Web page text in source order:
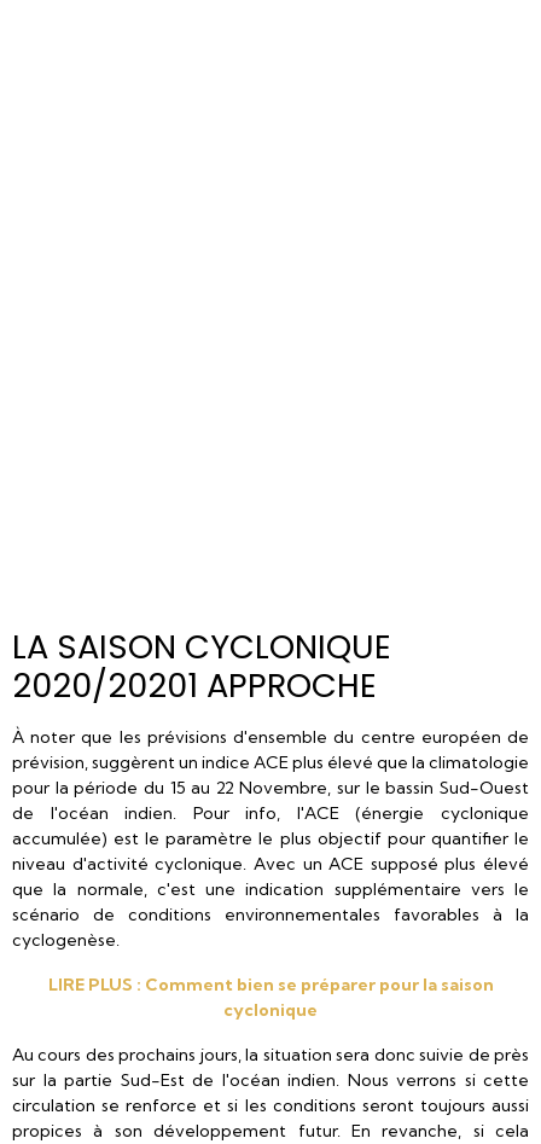
LA SAISON CYCLONIQUE
2020/20201 APPROCHE
À noter que les prévisions d'ensemble du centre européen de
prévision, suggèrent un indice ACE plus élevé que la climatologie
pour la période du 15 au 22 Novembre, sur le bassin Sud-Ouest
de l'océan indien. Pour info, l'ACE (énergie cyclonique
accumulée) est le paramètre le plus objectif pour quantifier le
niveau d'activité cyclonique. Avec un ACE supposé plus élevé
que la normale, c'est une indication supplémentaire vers le
scénario de conditions environnementales favorables à la
cyclogenèse.
LIRE PLUS : Comment bien se préparer pour la saison
cyclonique
Au cours des prochains jours, la situation sera donc suivie de près
sur la partie Sud-Est de l'océan indien. Nous verrons si cette
circulation se renforce et si les conditions seront toujours aussi
propices à son développement futur. En revanche, si cela